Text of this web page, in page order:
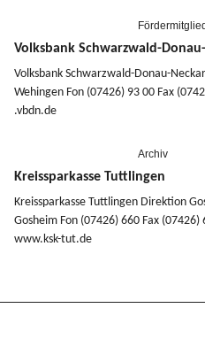
YouTube
Volksbank Schwarzwald-
Volksbank Schwarzwald-Donau-
Wehingen Fon (07426) 93 00 Fax
.vbdn​.de
Archiv
Kreissparkasse Tuttlingen
Kreis­spar­kasse Tuttlingen Direktion
Gosheim Fon (07426) 660 Fax
www​.ksk​-tut​.de